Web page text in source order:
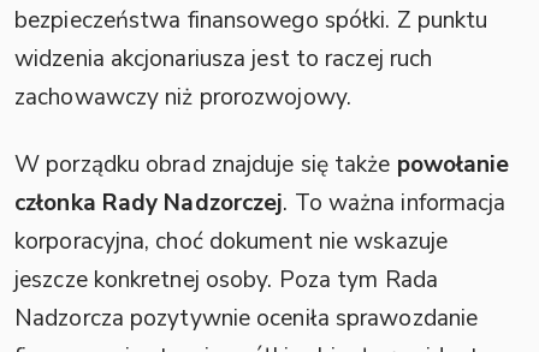
bezpieczeństwa finansowego spółki. Z punktu
widzenia akcjonariusza jest to raczej ruch
zachowawczy niż prorozwojowy.
W porządku obrad znajduje się także powołanie
członka Rady Nadzorczej. To ważna informacja
korporacyjna, choć dokument nie wskazuje
jeszcze konkretnej osoby. Poza tym Rada
Nadzorcza pozytywnie oceniła sprawozdanie